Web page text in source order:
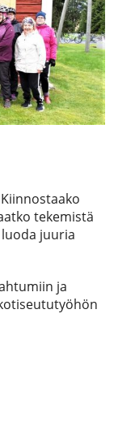
tekemistä
juuria
ja